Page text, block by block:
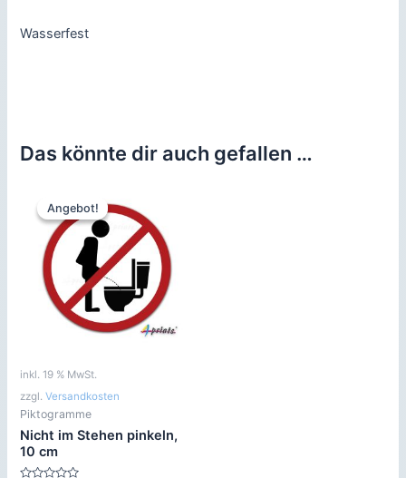
Wasserfest
Das könnte dir auch gefallen …
Angebot!
Angebot!
inkl. 19 % MwSt.
zzgl.Versandkosten
Piktogramme
Nicht im Stehen pinkeln,
10 cm